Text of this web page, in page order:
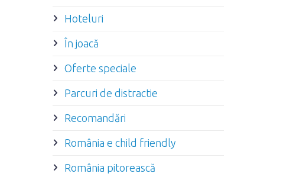
Hoteluri
În joacă
Oferte speciale
Parcuri de distractie
Recomandări
România e child friendly
România pitorească